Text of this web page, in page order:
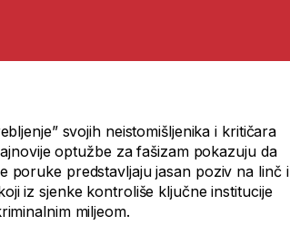
svojih neistomišljenika i kritičara
optužbe za fašizam pokazuju da
poruke predstavljaju jasan poziv na linč i
iz sjenke kontroliše ključne institucije
miljeom.